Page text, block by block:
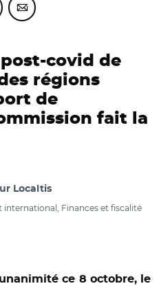
sur Facebook
page sur Linkedin
cette page sur Twitter
Partager cette page sur
covid de
régions
de
fait la
Localtis
Finances et fiscalité
ce 8 octobre, le